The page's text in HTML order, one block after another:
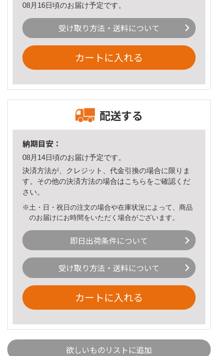
08月16日頃のお届け予定です。
受け取り方法・送料について
カートに入れる
配送する
納期目安：
08月14日頃のお届け予定です。
決済方法が、クレジット、代金引換の場合に限りま
す。その他の決済方法の場合はこちら をご確認くだ
さい。
※土・日・祝日の注文の場合や在庫状況によって、商品
のお届けにお時間をいただく場合がございます。
即日出荷条件について
受け取り方法・送料について
カートに入れる
欲しいものリストに追加